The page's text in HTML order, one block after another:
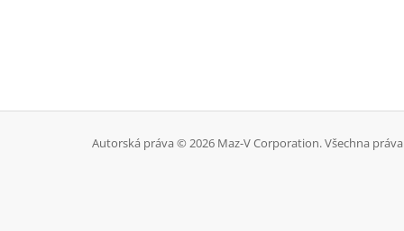
Autorská práva © 2026 Maz-V Corporation. Všechna